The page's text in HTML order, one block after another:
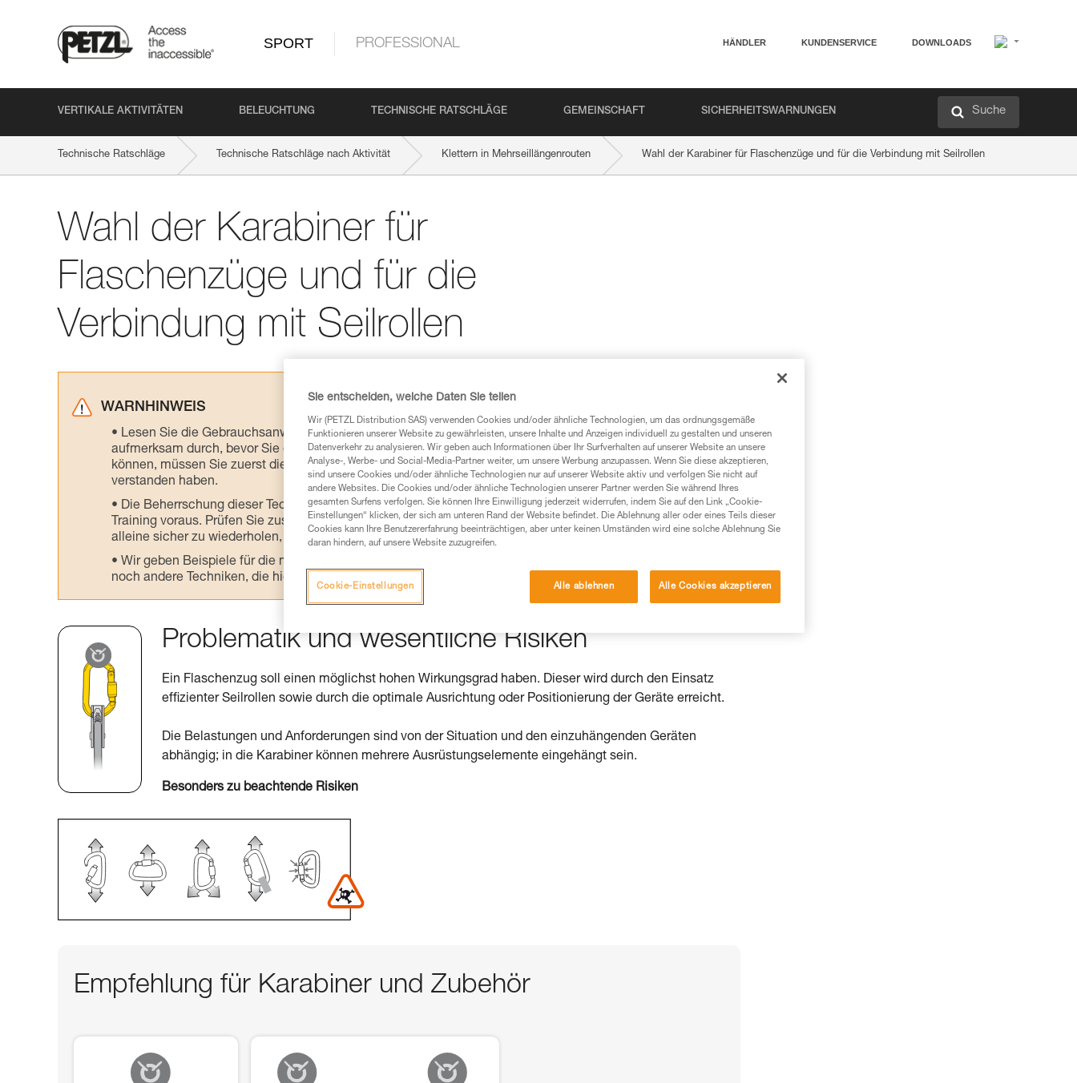
SPORT PROFESSIONAL HÄNDLER KUNDENSERVICE DOWNLOADS
VERTIKALE AKTIVITÄTEN BELEUCHTUNG TECHNISCHE RATSCHLÄGE GEMEINSCHAFT SICHERHEITSWARNUNGEN Suche
Technische Ratschläge Technische Ratschläge nach Aktivität Klettern in Mehrseillängenrouten Wahl der Karabiner für Flaschenzüge und für die Verbindung mit Seilrollen
Wahl der Karabiner für
Flaschenzüge und für die
Verbindung mit Seilrollen
WARNHINWEIS
Lesen Sie die Gebrauchsanweisungen der Produkte, um die es in diesem Tech Tipp geht,
aufmerksam durch, bevor Sie diesen zu Rate ziehen. Um diese Zusatzinformationen verstehen zu
können, müssen Sie zuerst die in der Gebrauchsanweisung enthaltenen Informationen richtig
verstanden haben.
Die Beherrschung dieser Techniken setzt eine entsprechende Ausbildung und ein spezielles
Training voraus. Prüfen Sie zusammen mit einem Profi, ob Sie in der Lage sind, den Vorgang
alleine sicher zu wiederholen, bevor Sie ihn eigenständig durchführen.
Wir geben Beispiele für die mit Ihrer Aktivität verbundenen Techniken. Möglicherweise gibt es
noch andere Techniken, die hier nicht beschrieben werden.
Problematik und wesentliche Risiken
Ein Flaschenzug soll einen möglichst hohen Wirkungsgrad haben. Dieser wird durch den Einsatz
effizienter Seilrollen sowie durch die optimale Ausrichtung oder Positionierung der Geräte erreicht.
Die Belastungen und Anforderungen sind von der Situation und den einzuhängenden Geräten
abhängig; in die Karabiner können mehrere Ausrüstungselemente eingehängt sein.
Besonders zu beachtende Risiken
Empfehlung für Karabiner und Zubehör
Sie entscheiden, welche Daten Sie teilen
Wir (PETZL Distribution SAS) verwenden Cookies und/oder ähnliche Technologien, um das ordnungsgemäße
Funktionieren unserer Website zu gewährleisten, unsere Inhalte und Anzeigen individuell zu gestalten und unseren
Datenverkehr zu analysieren. Wir geben auch Informationen über Ihr Surfverhalten auf unserer Website an unsere
Analyse-, Werbe- und Social-Media-Partner weiter, um unsere Werbung anzupassen. Wenn Sie diese akzeptieren,
sind unsere Cookies und/oder ähnliche Technologien nur auf unserer Website aktiv und verfolgen Sie nicht auf
andere Websites. Die Cookies und/oder ähnliche Technologien unserer Partner werden Sie während Ihres
gesamten Surfens verfolgen. Sie können Ihre Einwilligung jederzeit widerrufen, indem Sie auf den Link „Cookie-
Einstellungen“ klicken, der sich am unteren Rand der Website befindet. Die Ablehnung aller oder eines Teils dieser
Cookies kann Ihre Benutzererfahrung beeinträchtigen, aber unter keinen Umständen wird eine solche Ablehnung Sie
daran hindern, auf unsere Website zuzugreifen.
Alle ablehnen Alle Cookies akzeptieren
Cookie-Einstellungen